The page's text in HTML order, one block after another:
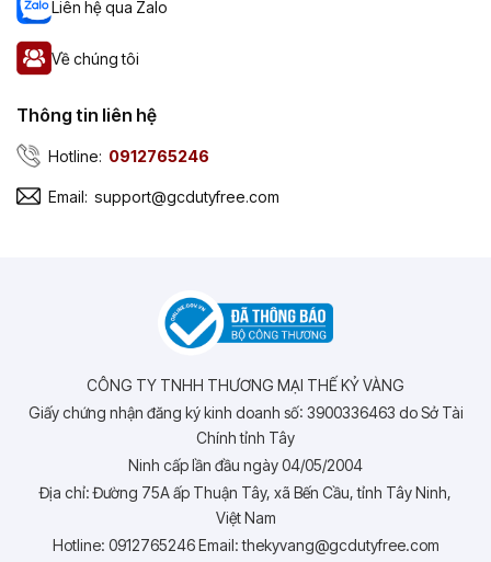
Liên hệ qua Zalo
Về chúng tôi
Thông tin liên hệ
Hotline: 0912765246
Email: support@gcdutyfree.com
CÔNG TY TNHH THƯƠNG MẠI THẾ KỶ VÀNG
Giấy chứng nhận đăng ký kinh doanh số: 3900336463 do Sở Tài
Chính tỉnh Tây
Ninh cấp lần đầu ngày 04/05/2004
Địa chỉ: Đường 75A ấp Thuận Tây, xã Bến Cầu, tỉnh Tây Ninh,
Việt Nam
Hotline: 0912765246 Email: thekyvang@gcdutyfree.com